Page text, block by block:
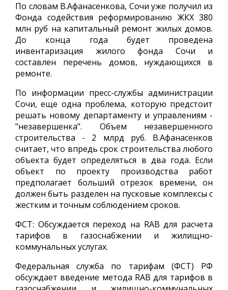
По словам В.Афанасенкова, Сочи уже получил из
Фонда содействия реформированию ЖКХ 380
млн руб на капитальный ремонт жилых домов.
До конца года будет проведена
инвентаризация жилого фонда Сочи и
составлен перечень домов, нуждающихся в
ремонте.
По информации пресс-службы администрации
Сочи, еще одна проблема, которую предстоит
решать новому департаменту и управлениям -
"незавершенка". Объем незавершенного
строительства - 2 млрд руб. В.Афанасенков
считает, что впредь срок строительства любого
объекта будет определяться в два года. Если
объект по проекту производства работ
предполагает больший отрезок времени, он
должен быть разделен на пусковые комплексы с
жестким и точным соблюдением сроков.
ФСТ: Обсуждается переход на RAB для расчета
тарифов в газоснабжении и жилищно-
коммунальных услугах.
Федеральная служба по тарифам (ФСТ) РФ
обсуждает введение метода RAB для тарифов в